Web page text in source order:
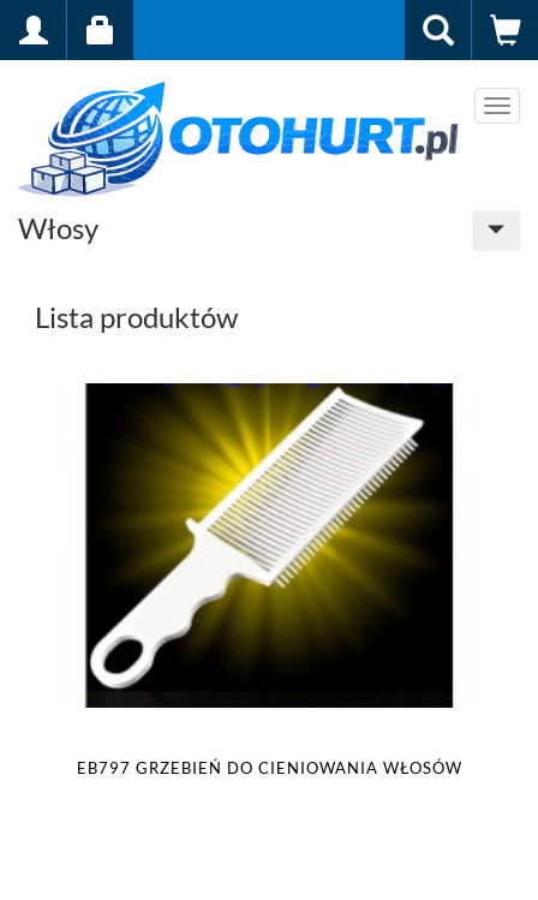
Menu
Włosy
Lista produktów
EB797 GRZEBIEŃ DO CIENIOWANIA WŁOSÓW